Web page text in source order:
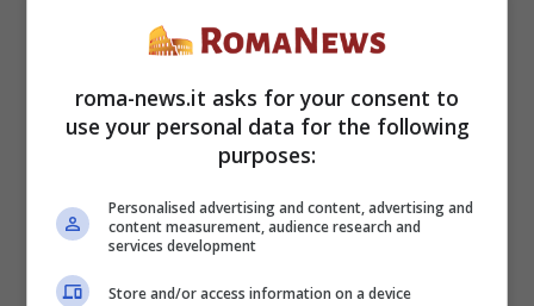
Istituto centrale per la formazione
roma-news.it asks for your consent to
use your personal data for the following
purposes:
Personalised advertising and content, advertising and
content measurement, audience research and
services development
Store and/or access information on a device